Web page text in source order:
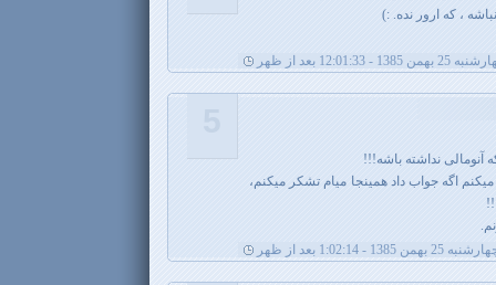
، که ارور نده. :)
بهمن 1385 - 12:01:33 بعد از ظهر
نداشته باشه!!!
اگه جواب داد همینجا میام تشکر میکنم،
25 بهمن 1385 - 1:02:14 بعد از ظهر